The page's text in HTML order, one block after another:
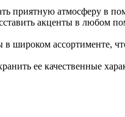
приятную атмосферу в
акценты в
широком ассортименте,
ее качественные